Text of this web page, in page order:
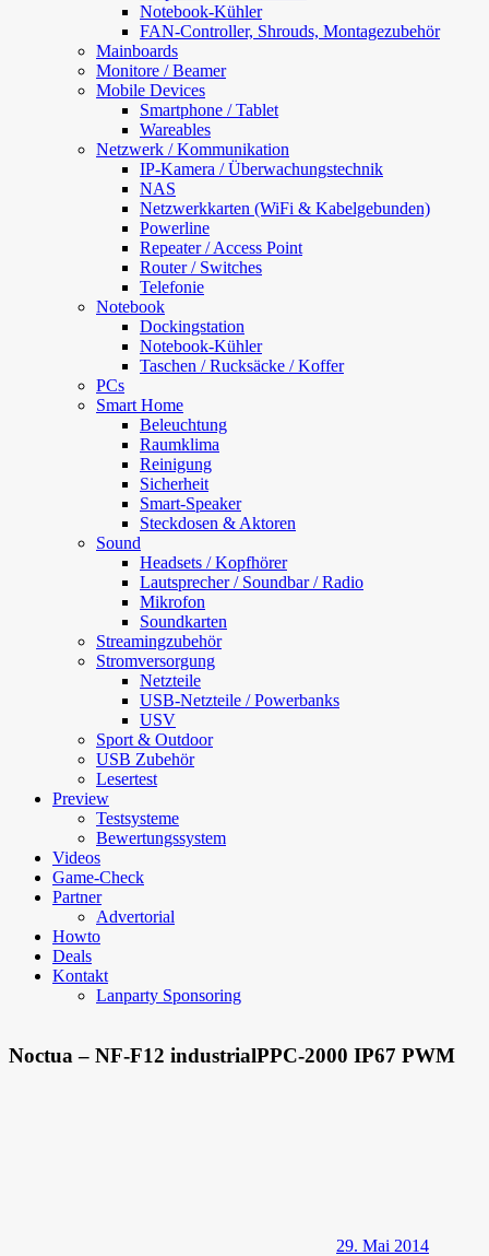
Notebook-Kühler
FAN-Controller, Shrouds, Montagezubehör
Mainboards
Monitore / Beamer
Mobile Devices
Smartphone / Tablet
Wareables
Netzwerk / Kommunikation
IP-Kamera / Überwachungstechnik
NAS
Netzwerkkarten (WiFi & Kabelgebunden)
Powerline
Repeater / Access Point
Router / Switches
Telefonie
Notebook
Dockingstation
Notebook-Kühler
Taschen / Rucksäcke / Koffer
PCs
Smart Home
Beleuchtung
Raumklima
Reinigung
Sicherheit
Smart-Speaker
Steckdosen & Aktoren
Sound
Headsets / Kopfhörer
Lautsprecher / Soundbar / Radio
Mikrofon
Soundkarten
Streamingzubehör
Stromversorgung
Netzteile
USB-Netzteile / Powerbanks
USV
Sport & Outdoor
USB Zubehör
Lesertest
Preview
Testsysteme
Bewertungssystem
Videos
Game-Check
Partner
Advertorial
Howto
Deals
Kontakt
Lanparty Sponsoring
Noctua – NF-F12 industrialPPC-2000 IP67 PWM
29. Mai 2014